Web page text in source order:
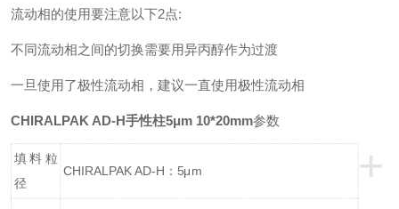
流动相的使用要注意以下2点:
不同流动相之间的切换需要用异丙醇作为过渡
一旦使用了极性流动相，建议一直使用极性流动相
CHIRALPAK AD-H手性柱5μm 10*20mm参数
+
填料粒
径
CHIRALPAK AD-H：5μm